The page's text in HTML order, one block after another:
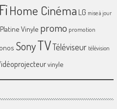
Home Cinéma LG mise à jour
Platine Vinyle promo promotion
SonyTVTéléviseur télévision
vinyle